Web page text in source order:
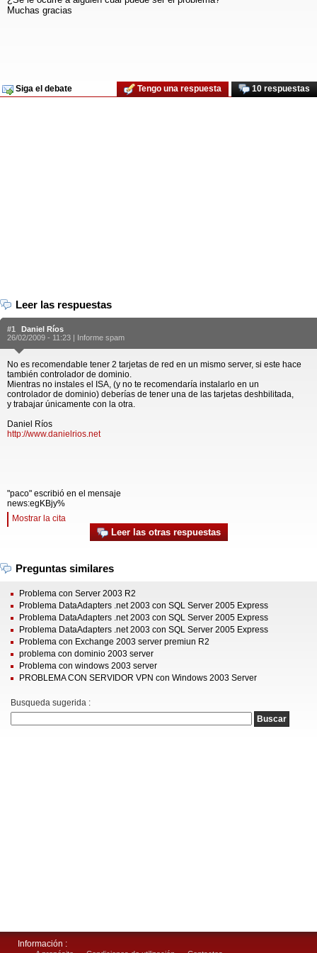
Muchas gracias
Siga el debate 10 respuestas
Tengo una respuesta
Leer las respuestas
#1
Daniel Ríos
26/02/2009 - 11:23 | Informe spam
No es recomendable tener 2 tarjetas de red en un mismo server, si este hace
también controlador de dominio.
Mientras no instales el ISA, (y no te recomendaría instalarlo en un
controlador de dominio) deberías de tener una de las tarjetas deshbilitada,
y trabajar únicamente con la otra.
Daniel Ríos
http://www.danielrios.net
"paco" escribió en el mensaje
news:egKBjy%
Mostrar la cita
Leer las otras respuestas
Preguntas similares
Problema con Server 2003 R2
Problema DataAdapters .net 2003 con SQL Server 2005 Express
Problema DataAdapters .net 2003 con SQL Server 2005 Express
Problema DataAdapters .net 2003 con SQL Server 2005 Express
Problema con Exchange 2003 server premiun R2
problema con dominio 2003 server
Problema con windows 2003 server
PROBLEMA CON SERVIDOR VPN con Windows 2003 Server
Busqueda sugerida :
Información :